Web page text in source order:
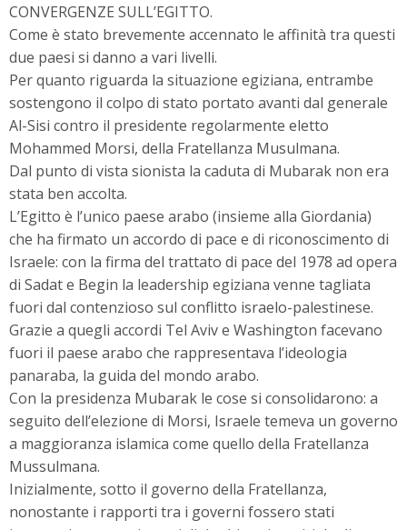
CONVERGENZE SULL’EGITTO.
Come è stato brevemente accennato le affinità tra questi
due paesi si danno a vari livelli.
Per quanto riguarda la situazione egiziana, entrambe
sostengono il colpo di stato portato avanti dal generale
Al-Sisi contro il presidente regolarmente eletto
Mohammed Morsi, della Fratellanza Musulmana.
Dal punto di vista sionista la caduta di Mubarak non era
stata ben accolta.
L’Egitto è l’unico paese arabo (insieme alla Giordania)
che ha firmato un accordo di pace e di riconoscimento di
Israele: con la firma del trattato di pace del 1978 ad opera
di Sadat e Begin la leadership egiziana venne tagliata
fuori dal contenzioso sul conflitto israelo-palestinese.
Grazie a quegli accordi Tel Aviv e Washington facevano
fuori il paese arabo che rappresentava l’ideologia
panaraba, la guida del mondo arabo.
Con la presidenza Mubarak le cose si consolidarono: a
seguito dell’elezione di Morsi, Israele temeva un governo
a maggioranza islamica come quello della Fratellanza
Mussulmana.
Inizialmente, sotto il governo della Fratellanza,
nonostante i rapporti tra i governi fossero stati